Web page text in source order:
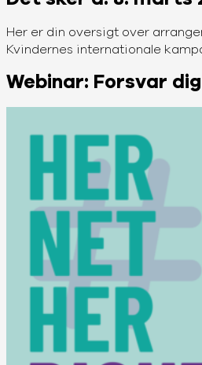
Her er din oversigt over
Kvindernes internationale
Webinar: Forsvar